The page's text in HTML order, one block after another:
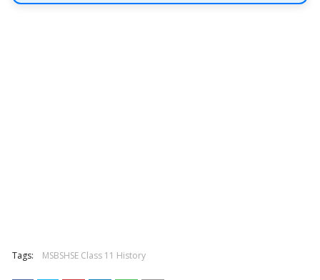
Tags: MSBSHSE Class 11 History